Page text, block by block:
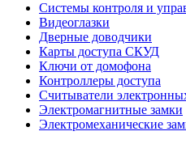
Системы контроля и
Видеоглазки
Дверные доводчики
Карты доступа СКУД
Ключи от домофона
Контроллеры доступа
Считыватели
Электромагнитные замки
Электромеханические